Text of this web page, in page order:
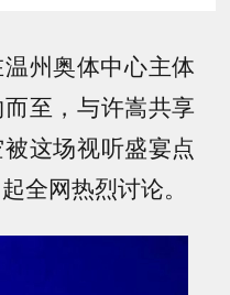
州奥体中心主体
至，与许嵩共享
这场视听盛宴点
全网热烈讨论。